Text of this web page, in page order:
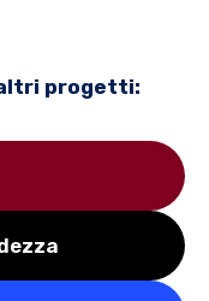
progetti: